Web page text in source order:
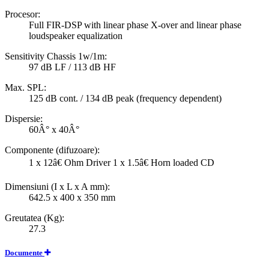
Procesor:
Full FIR-DSP with linear phase X-over and linear phase
loudspeaker equalization
Sensitivity Chassis 1w/1m:
97 dB LF / 113 dB HF
Max. SPL:
125 dB cont. / 134 dB peak (frequency dependent)
Dispersie:
60Â° x 40Â°
Componente (difuzoare):
1 x 12â€ Ohm Driver 1 x 1.5â€ Horn loaded CD
Dimensiuni (I x L x A mm):
642.5 x 400 x 350 mm
Greutatea (Kg):
27.3
Documente